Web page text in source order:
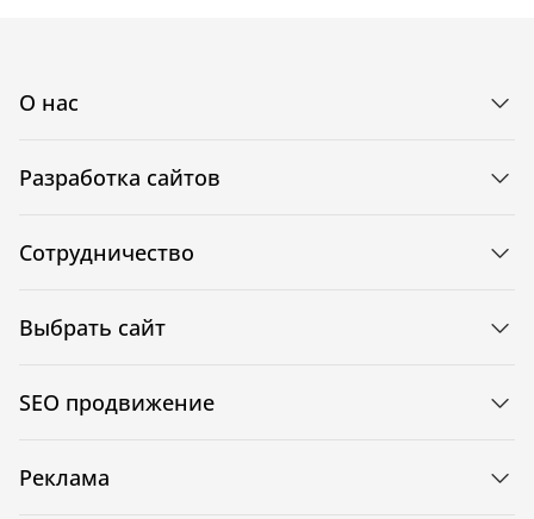
О нас
Разработка сайтов
Сотрудничество
Выбрать сайт
SEO продвижение
Реклама